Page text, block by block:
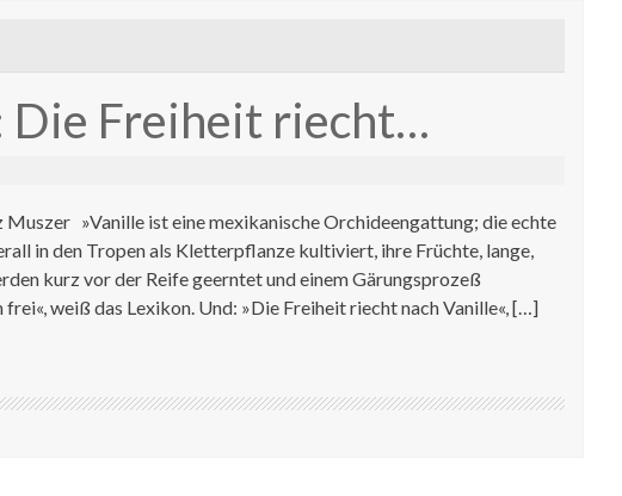
Die Freiheit riecht…
»Vanille ist eine mexikanische Orchideengattung; die echte
in den Tropen als Kletterpflanze kultiviert, ihre Früchte, lange,
kurz vor der Reife geerntet und einem Gärungsprozeß
weiß das Lexikon. Und: »Die Freiheit riecht nach Vanille«, […]